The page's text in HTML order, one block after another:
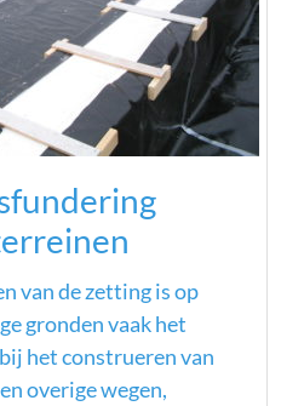
van de zetting is op
gronden vaak het
het construeren van
overige wegen,